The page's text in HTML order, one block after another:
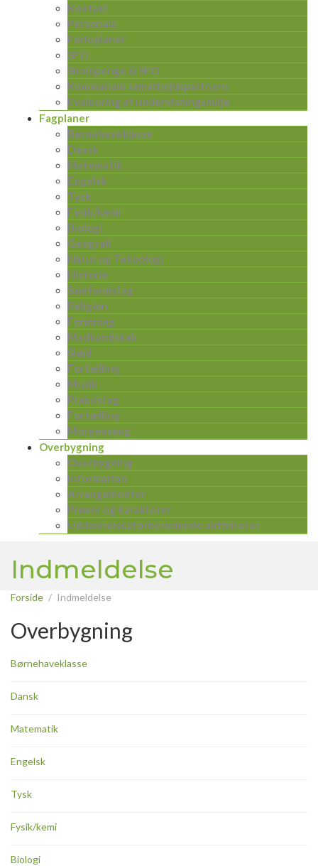
Kontakt
Personale
Ferieplaner
SFO
Skolepenge & SFO
Kommunale samarbejdspartnere
Evaluering af undervisningsmiljø
Fagplaner
Børnehaveklasse
Dansk
Matematik
Engelsk
Tysk
Fysik/kemi
Biologi
Geografi
Natur og Teknologi
Historie
Samfundsfag
Religion
Formning
Madkundskab
Sløjd
Fortælling
Musik
Praksisfag
Fortælling
Morgensang
Overbygning
Overbygning
Information
Arrangementer
Prøver og karakterer
Uddannelsesforberedende aktiviteter
Indmeldelse
Forside Indmeldelse
Overbygning
Børnehaveklasse
Dansk
Matematik
Engelsk
Tysk
Fysik/kemi
Biologi